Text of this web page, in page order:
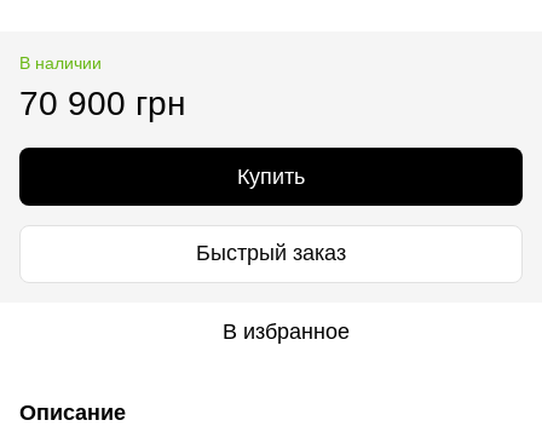
В наличии
70 900 грн
Купить
Быстрый заказ
В избранное
Описание